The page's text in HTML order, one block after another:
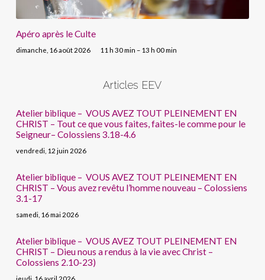
Apéro après le Culte
dimanche, 16 août 2026 11 h 30 min – 13 h 00 min
Articles EEV
Atelier biblique – VOUS AVEZ TOUT PLEINEMENT EN
CHRIST – Tout ce que vous faites, faites-le comme pour le
Seigneur– Colossiens 3.18-4.6
vendredi, 12 juin 2026
Atelier biblique – VOUS AVEZ TOUT PLEINEMENT EN
CHRIST – Vous avez revêtu l’homme nouveau – Colossiens
3.1-17
samedi, 16 mai 2026
Atelier biblique – VOUS AVEZ TOUT PLEINEMENT EN
CHRIST – Dieu nous a rendus à la vie avec Christ –
Colossiens 2.10-23)